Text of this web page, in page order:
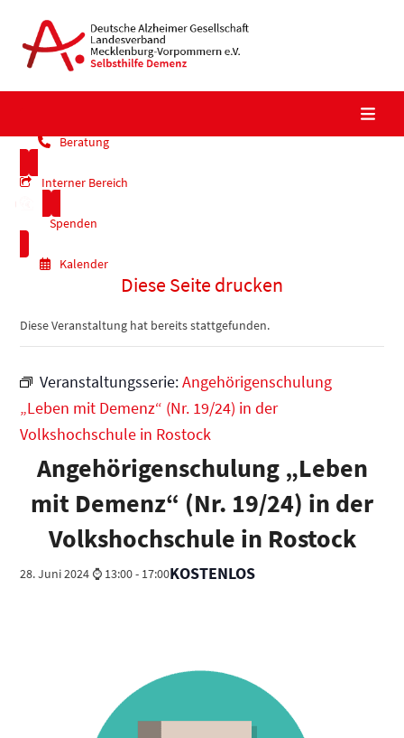
content
Beratung
Interner Bereich
Spenden
Kalender
Diese Seite drucken
Diese Veranstaltung hat bereits stattgefunden.
Veranstaltungsserie:Angehörigenschulung
„Leben mit Demenz“ (Nr. 19/24) in der
Volkshochschule in Rostock
Angehörigenschulung „Leben
mit Demenz“ (Nr. 19/24) in der
Volkshochschule in Rostock
28. Juni 2024 ⌚ 13:00- 17:00KOSTENLOS